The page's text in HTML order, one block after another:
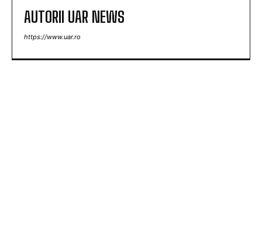
AUTORII UAR NEWS
https://www.uar.ro